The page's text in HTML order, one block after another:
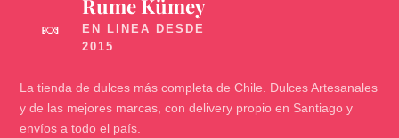
🍬
Rume Kümey
La tienda de dulces más completa de Chile. Dulces Artesanales
y de las mejores marcas, con delivery propio en Santiago y
envíos a todo el país.